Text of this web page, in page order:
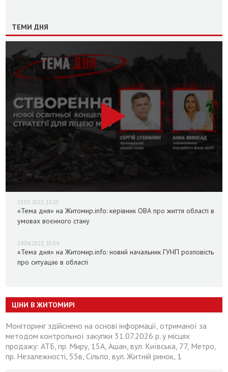
ТЕМИ ДНЯ
13.05.2022, 13:25
«Тема дня» на Житомир.info: керівник ОВА про життя області в
умовах воєнного стану
29.04.2022, 10:59
«Тема дня» на Житомир.info: новий начальник ГУНП розповість
про ситуацію в області
ЦІНИ В ЖИТОМИРІ
Моніторинг здійснено на основі інформації, отриманої за
методом контрольної закупки 31.07.2026 р. у місцях
продажу: АТБ, пр. Миру, 15А, Ашан, вул. Київська, 77, Метро,
пр. Незалежності, 55в, Сільпо, вул. Житній ринок, 1